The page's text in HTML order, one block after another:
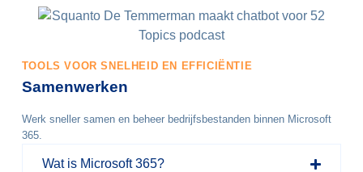
TOOLS VOOR SNELHEID EN EFFICIËNTIE
Samenwerken
Werk sneller samen en beheer bedrijfsbestanden binnen Microsoft
365.
Wat is Microsoft 365?